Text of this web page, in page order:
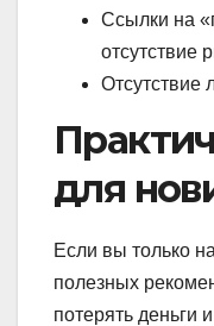
Ссылки на
отсутствие
Отсутствие
для
Если вы только
полезных
потерять деньги